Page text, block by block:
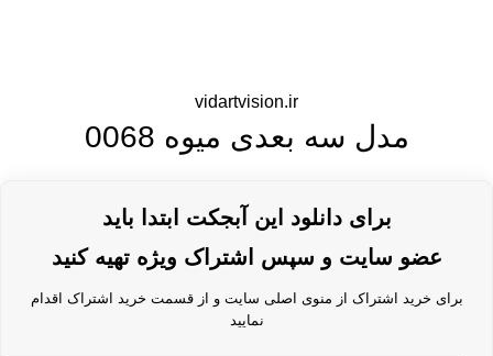
vidartvision.ir
مدل سه بعدی میوه 0068
برای دانلود این آبجکت ابتدا باید
عضو سایت و سپس اشتراک ویژه تهیه کنید
برای خرید اشتراک از منوی اصلی سایت و از قسمت خرید اشتراک اقدام
نمایید